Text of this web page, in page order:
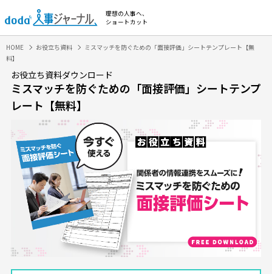
理想の人事へ、
ショートカット
HOME お役立ち資料
ミスマッチを防ぐための「面接評価」シートテンプレート【無
料】
お役立ち資料ダウンロード
ミスマッチを防ぐための「面接評価」シートテンプ
レート【無料】